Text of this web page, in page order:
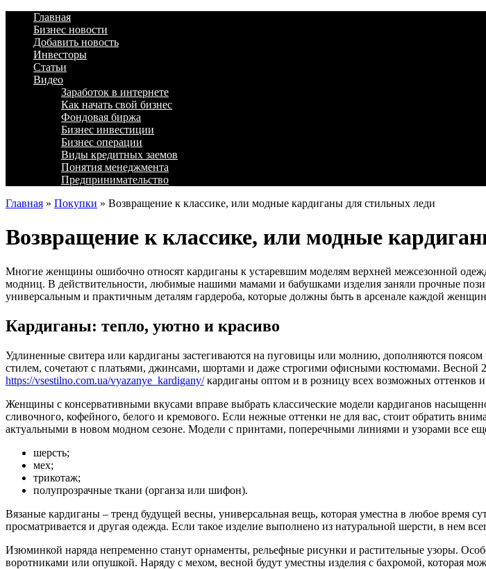
Главная
Бизнес новости
Добавить новость
Инвесторы
Статьи
Видео
Заработок в интернете
Как начать свой бизнес
Фондовая биржа
Бизнес инвестиции
Бизнес операции
Виды кредитных заемов
Понятия менеджмента
Предпринимательство
Главная » Покупки » Возвращение к классике, или модные кардиганы для стильных леди
Возвращение к классике, или модные
Многие женщины ошибочно относят кардиганы к устаревшим моделям верхней межсезонной
модниц. В действительности, любимые нашими мамами и бабушками изделия заняли прочные
универсальным и практичным деталям гардероба, которые должны быть в арсенале каждой
Кардиганы: тепло, уютно и красиво
Удлиненные свитера или кардиганы застегиваются на пуговицы или молнию, дополняются
стилем, сочетают с платьями, джинсами, шортами и даже строгими офисными костюмами. Весной
https://vsestilno.com.ua/vyazanye_kardigany/кардиганы оптом и в розницу всех возможных оттенков
Женщины с консервативными вкусами вправе выбрать классические модели кардиганов
сливочного, кофейного, белого и кремового. Если нежные оттенки не для вас, стоит обратить
актуальными в новом модном сезоне. Модели с принтами, поперечными линиями и узорами все
шерсть;
мех;
трикотаж;
полупрозрачные ткани (органза или шифон).
Вязаные кардиганы – тренд будущей весны, универсальная вещь, которая уместна в любое
просматривается и другая одежда. Если такое изделие выполнено из натуральной шерсти, в нем
Изюминкой наряда непременно станут орнаменты, рельефные рисунки и растительные узоры.
воротниками или опушкой. Наряду с мехом, весной будут уместны изделия с бахромой, которая